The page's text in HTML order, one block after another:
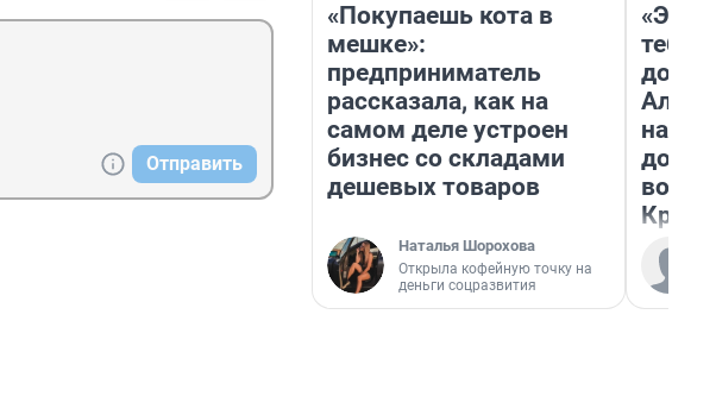
Отправить
«Покупаешь кота в
мешке»:
предприниматель
рассказала, как на
самом деле устроен
бизнес со складами
дешевых товаров
Наталья Шорохова
Открыла кофейную точку на
деньги соцразвития
«Эй,
на